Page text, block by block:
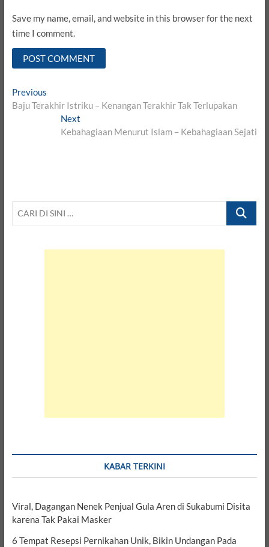
Save my name, email, and website in this browser for the next
time I comment.
Post
navigation
PreviousPrevious
post:
Baju Terakhir Istriku – Kenangan Terakhir Tak Terlupakan
Next
post:
Kebahagiaan Menurut Islam – Kebahagiaan Sejati
CARI
KABAR TERKINI
Viral, Dagangan Nenek Penjual Gula Aren di Sukabumi Disita
karena Tak Pakai Masker
6 Tempat Resepsi Pernikahan Unik, Bikin Undangan Pada